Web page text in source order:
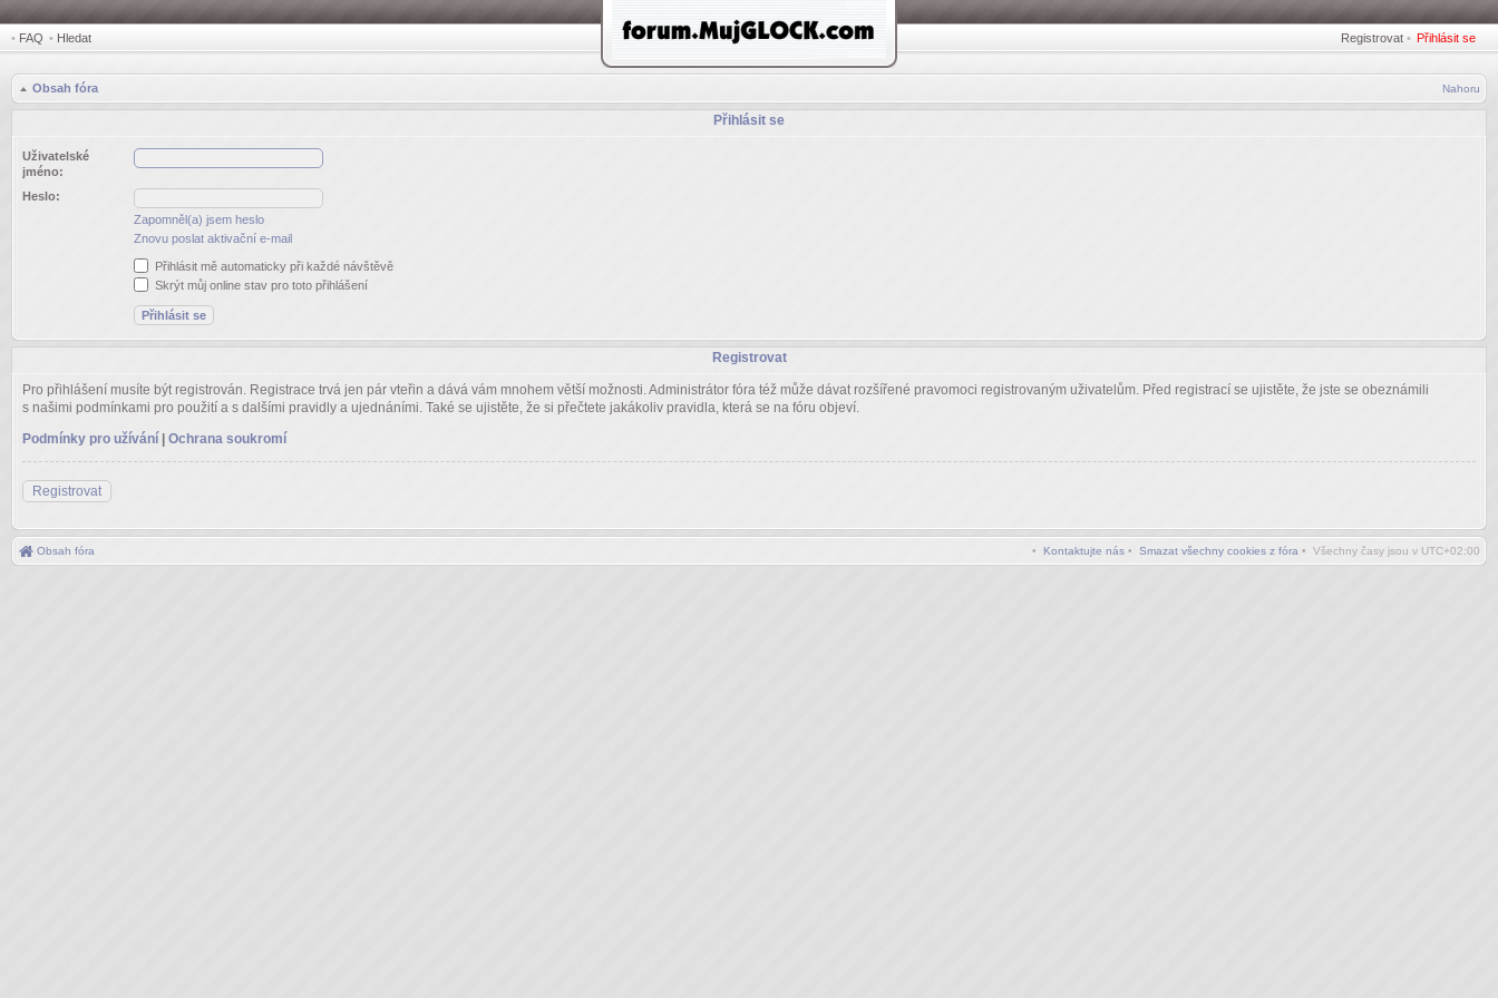
• FAQ • Hledat Registrovat • Přihlásit se
Obsah fóra Nahoru
Přihlásit se
Uživatelské
jméno:
Heslo:
Zapomněl(a) jsem heslo
Znovu poslat aktivační e-mail
Přihlásit mě automaticky při každé návštěvě
Skrýt můj online stav pro toto přihlášení
Registrovat
Pro přihlášení musíte být registrován. Registrace trvá jen pár vteřin a dává vám mnohem větší možnosti. Administrátor fóra též může dávat rozšířené pravomoci registrovaným uživatelům. Před registrací se ujistěte, že jste se obeznámili
s našimi podmínkami pro použití a s dalšími pravidly a ujednáními. Také se ujistěte, že si přečtete jakákoliv pravidla, která se na fóru objeví.
Podmínky pro užívání
Ochrana soukromí
Registrovat
Obsah fóra • Všechny časy jsou v UTC+02:00
• Smazat všechny cookies z fóra
• Kontaktujte nás